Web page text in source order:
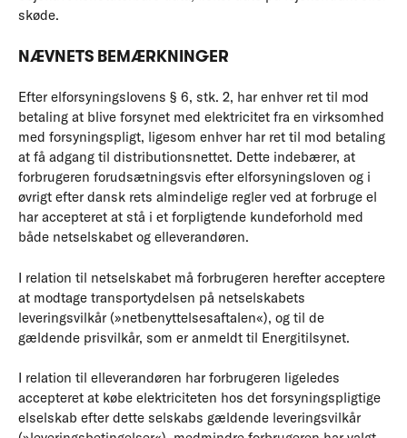
skøde.
NÆVNETS BEMÆRKNINGER
Efter elforsyningslovens § 6, stk. 2, har enhver ret til mod
betaling at blive forsynet med elektricitet fra en virksomhed
med forsyningspligt, ligesom enhver har ret til mod betaling
at få adgang til distributionsnettet. Dette indebærer, at
forbrugeren forudsætningsvis efter elforsyningsloven og i
øvrigt efter dansk rets almindelige regler ved at forbruge el
har accepteret at stå i et forpligtende kundeforhold med
både netselskabet og elleverandøren.
I relation til netselskabet må forbrugeren herefter acceptere
at modtage transportydelsen på netselskabets
leveringsvilkår (»netbenyttelsesaftalen«), og til de
gældende prisvilkår, som er anmeldt til Energitilsynet.
I relation til elleverandøren har forbrugeren ligeledes
accepteret at købe elektriciteten hos det forsyningspligtige
elselskab efter dette selskabs gældende leveringsvilkår